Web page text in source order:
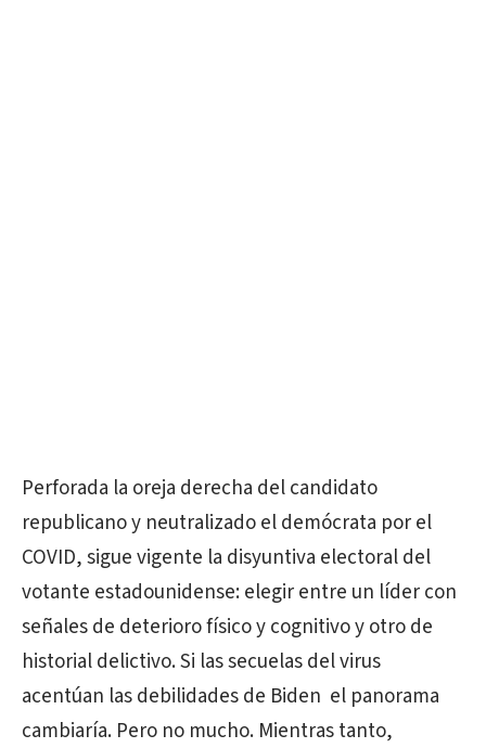
Perforada la oreja derecha del candidato
republicano y neutralizado el demócrata por el
COVID, sigue vigente la disyuntiva electoral del
votante estadounidense: elegir entre un líder con
señales de deterioro físico y cognitivo y otro de
historial delictivo. Si las secuelas del virus
acentúan las debilidades de Biden el panorama
cambiaría. Pero no mucho. Mientras tanto,